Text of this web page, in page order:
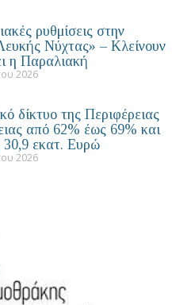
ρυθμίσεις στην
Νύχτας» – Κλείνουν
η Παραλιακή
2026
δίκτυο της Περιφέρειας
από 62% έως 69% και
30,9 εκατ. Ευρώ
2026